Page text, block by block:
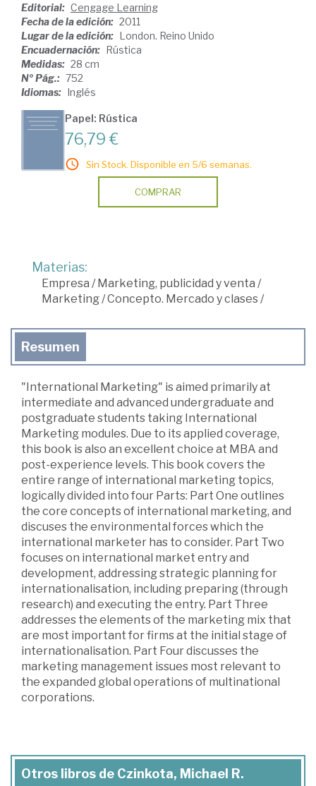
Editorial: Cengage Learning
Fecha de la edición: 2011
Lugar de la edición: London. Reino Unido
Encuadernación: Rústica
Medidas: 28 cm
Nº Pág.: 752
Idiomas: Inglés
Papel: Rústica
76,79 €
Sin Stock. Disponible en 5/6 semanas.
COMPRAR
Materias:
Empresa /Marketing, publicidad y venta /
Marketing /Concepto. Mercado y clases /
Resumen
"International Marketing" is aimed primarily at
intermediate and advanced undergraduate and
postgraduate students taking International
Marketing modules. Due to its applied coverage,
this book is also an excellent choice at MBA and
post-experience levels. This book covers the
entire range of international marketing topics,
logically divided into four Parts: Part One outlines
the core concepts of international marketing, and
discuses the environmental forces which the
international marketer has to consider. Part Two
focuses on international market entry and
development, addressing strategic planning for
internationalisation, including preparing (through
research) and executing the entry. Part Three
addresses the elements of the marketing mix that
are most important for firms at the initial stage of
internationalisation. Part Four discusses the
marketing management issues most relevant to
the expanded global operations of multinational
corporations.
Otros libros de Czinkota, Michael R.